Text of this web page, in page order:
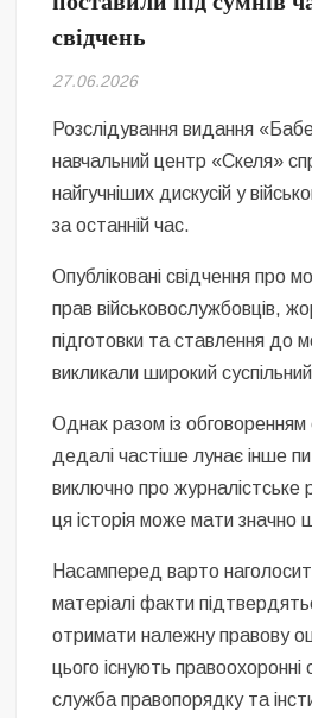
Безугла закликає валити Сирського
Світові бренди одягу та взуття:
сучасну моду
Командувач ВМС Неїжпапа закликав не
навколо керівництва армії
свідчень
27.06.2026
Розслідування видання
навчальний центр «Скеля»
найгучніших дискусій у
за останній час.
Опубліковані свідчення про
прав військовослужбовців,
підготовки та ставлення до
викликали широкий
Однак разом із обговоренням
дедалі частіше лунає інше
виключно про журналістське
ця історія може мати значно
Насамперед варто
матеріалі факти
отримати належну правову
цього існують правоохоронні
служба правопорядку та